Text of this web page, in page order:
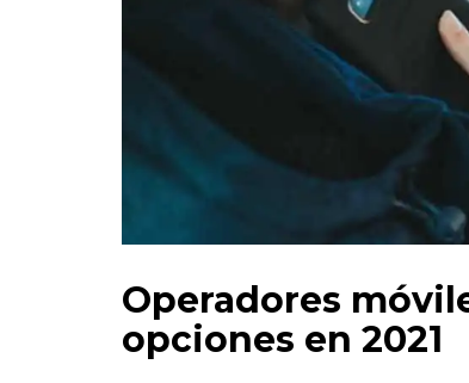
Operadores
opciones en 2021